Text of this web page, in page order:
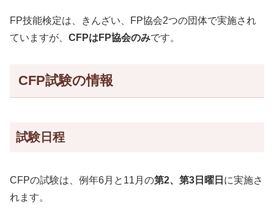
FP技能検定は、きんざい、FP協会2つの団体で実施され
ていますが、 CFPはFP協会のみです。
CFP試験の情報
試験日程
CFPの試験は、例年6月と11月の第2、第3日曜日 に実施さ
れます。